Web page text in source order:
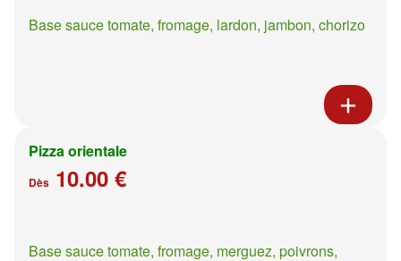
Base sauce tomate, fromage, lardon, jambon, chorizo
Pizza orientale
Dès 10.00 €
Base sauce tomate, fromage, merguez, poivrons,